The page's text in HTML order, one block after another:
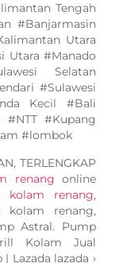
Tengah
#Banjarmasin
Utara
Utara #Manado
Selatan
#Sulawesi
Kecil #Bali
#NTT #Kupang
#lombok
TERLENGKAP
renang online
kolam renang,
kolam renang,
Astral. Pump
Kolam Jual
Lazada lazada ›